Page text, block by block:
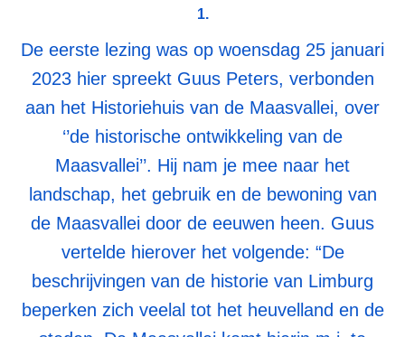
1.
De eerste lezing was op woensdag 25 januari
2023 hier spreekt Guus Peters, verbonden
aan het Historiehuis van de Maasvallei, over
‘’de historische ontwikkeling van de
Maasvallei’’. Hij nam je mee naar het
landschap, het gebruik en de bewoning van
de Maasvallei door de eeuwen heen. Guus
vertelde hierover het volgende: “De
beschrijvingen van de historie van Limburg
beperken zich veelal tot het heuvelland en de